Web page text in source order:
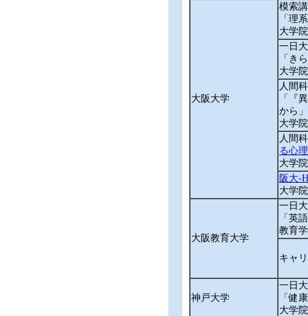
大阪大学
模索
「理
大学
一日
「き
大学
人間
「『
から」
大学
人間
る心
大学
阪大-
大学
大阪教育大学
一日
「英
教育
キャ
神戸大学
一日
「健
大学